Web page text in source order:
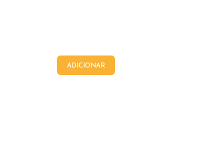
ADICIONAR